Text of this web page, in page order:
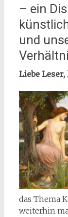
– ein
und
Liebe
das Thema
weiterhin